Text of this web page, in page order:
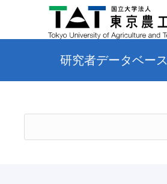
研究者データベース